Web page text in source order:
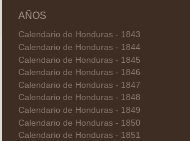
AÑOS
Calendario de Honduras - 1843
Calendario de Honduras - 1844
Calendario de Honduras - 1845
Calendario de Honduras - 1846
Calendario de Honduras - 1847
Calendario de Honduras - 1848
Calendario de Honduras - 1849
Calendario de Honduras - 1850
Calendario de Honduras - 1851